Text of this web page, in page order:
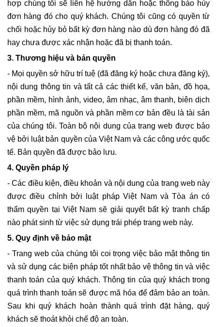
hợp chúng tôi sẽ liên hệ hướng dẫn hoặc thông báo hủy
đơn hàng đó cho quý khách. Chúng tôi cũng có quyền từ
chối hoặc hủy bỏ bất kỳ đơn hàng nào dù đơn hàng đó đã
hay chưa được xác nhận hoặc đã bị thanh toán.
3. Thương hiệu và bản quyền
- Mọi quyền sở hữu trí tuệ (đã đăng ký hoặc chưa đăng ký),
nội dung thông tin và tất cả các thiết kế, văn bản, đồ họa,
phần mềm, hình ảnh, video, âm nhạc, âm thanh, biên dịch
phần mềm, mã nguồn và phần mềm cơ bản đều là tài sản
của chúng tôi. Toàn bộ nội dung của trang web được bảo
vệ bởi luật bản quyền của Việt Nam và các công ước quốc
tế. Bản quyền đã được bảo lưu.
4. Quyền pháp lý
- Các điều kiện, điều khoản và nội dung của trang web này
được điều chỉnh bởi luật pháp Việt Nam và Tòa án có
thẩm quyền tại Việt Nam sẽ giải quyết bất kỳ tranh chấp
nào phát sinh từ việc sử dụng trái phép trang web này.
5. Quy định về bảo mật
- Trang web của chúng tôi coi trọng việc bảo mật thông tin
và sử dụng các biện pháp tốt nhất bảo vệ thông tin và việc
thanh toán của quý khách. Thông tin của quý khách trong
quá trình thanh toán sẽ được mã hóa để đảm bảo an toàn.
Sau khi quý khách hoàn thành quá trình đặt hàng, quý
khách sẽ thoát khỏi chế độ an toàn.